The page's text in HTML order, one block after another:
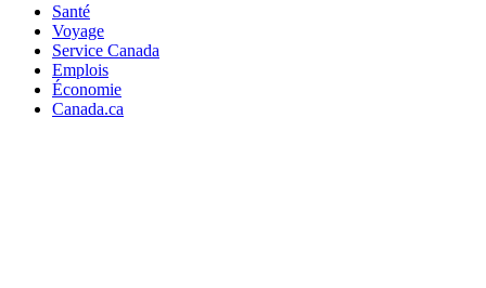
Santé
Voyage
Service Canada
Emplois
Économie
Canada.ca